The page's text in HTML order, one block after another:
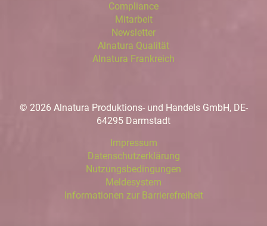
Compliance
Mitarbeit
Newsletter
Alnatura Qualität
Alnatura Frankreich
© 2026 Alnatura Produktions- und Handels GmbH, DE-
64295 Darmstadt
Impressum
Datenschutzerklärung
Nutzungsbedingungen
Meldesystem
Informationen zur Barrierefreiheit